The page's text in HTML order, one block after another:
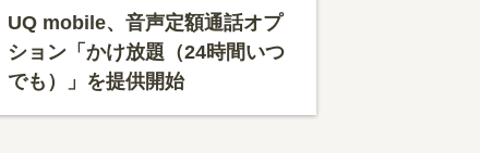
UQ mobile、音声定額通話オプ
ション「かけ放題（24時間いつ
でも）」を提供開始